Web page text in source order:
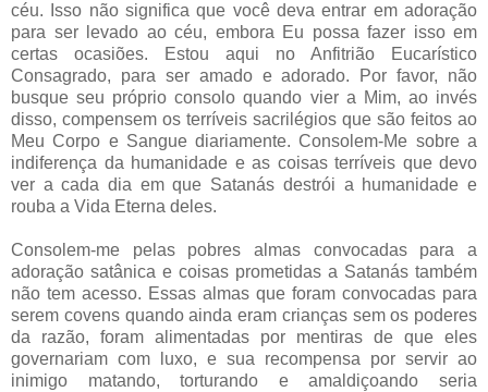
céu. Isso não significa que você deva entrar em adoração
para ser levado ao céu, embora Eu possa fazer isso em
certas ocasiões. Estou aqui no Anfitrião Eucarístico
Consagrado, para ser amado e adorado. Por favor, não
busque seu próprio consolo quando vier a Mim, ao invés
disso, compensem os terríveis sacrilégios que são feitos ao
Meu Corpo e Sangue diariamente. Consolem-Me sobre a
indiferença da humanidade e as coisas terríveis que devo
ver a cada dia em que Satanás destrói a humanidade e
rouba a Vida Eterna deles.
Consolem-me pelas pobres almas convocadas para a
adoração satânica e coisas prometidas a Satanás também
não tem acesso. Essas almas que foram convocadas para
serem covens quando ainda eram crianças sem os poderes
da razão, foram alimentadas por mentiras de que eles
governariam com luxo, e sua recompensa por servir ao
inimigo matando, torturando e amaldiçoando seria